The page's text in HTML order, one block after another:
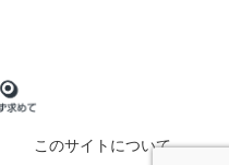
このサイトについて